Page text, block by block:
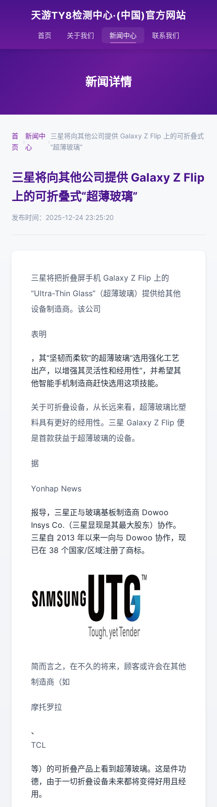
天游TY8检测中心·(中国)官方网站
首页 关于我们 新闻中心 联系我们
新闻详情
首
页
›
新闻中
心
›
三星将向其他公司提供 Galaxy Z Flip 上的可折叠式
“超薄玻璃”
三星将向其他公司提供 Galaxy Z Flip
上的可折叠式“超薄玻璃”
发布时间：2025-12-24 23:25:20
三星将把折叠屏手机 Galaxy Z Flip 上的
“Ultra-Thin Glass”（超薄玻璃）提供给其他
设备制造商。该公司
表明
，其“坚韧而柔软”的超薄玻璃“选用强化工艺
出产，以增强其灵活性和经用性”，并希望其
他智能手机制造商赶快选用这项技能。
关于可折叠设备，从长远来看，超薄玻璃比塑
料具有更好的经用性。三星 Galaxy Z Flip 便
是首款获益于超薄玻璃的设备。
据
Yonhap News
报导，三星正与玻璃基板制造商 Dowoo
Insys Co.（三星显现是其最大股东）协作。
三星自 2013 年以来一向与 Dowoo 协作，现
已在 38 个国家/区域注册了商标。
简而言之，在不久的将来，顾客或许会在其他
制造商（如
摩托罗拉
、
TCL
等）的可折叠产品上看到超薄玻璃。这是件功
德，由于一切折叠设备未来都将变得好用且经
用。